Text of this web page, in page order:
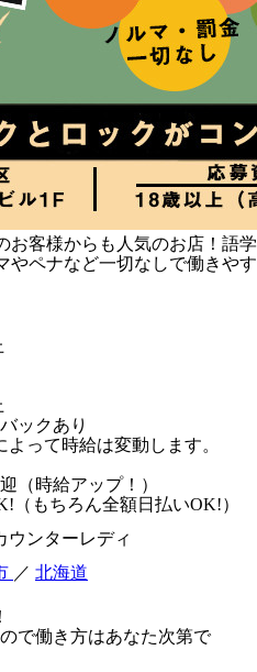
お客様からも人気のお店！語学
やペナなど一切なしで働きやす
ックあり
って時給は変動します。
（時給アップ！）
（もちろん全額日払いOK!）
ウンターレディ
／ 北海道
で働き方はあなた次第で